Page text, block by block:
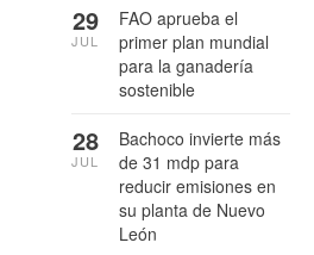
FAO aprueba el
primer plan mundial
para la ganadería
sostenible
29
JUL
Bachoco invierte más
de 31 mdp para
reducir emisiones en
su planta de Nuevo
León
28
JUL